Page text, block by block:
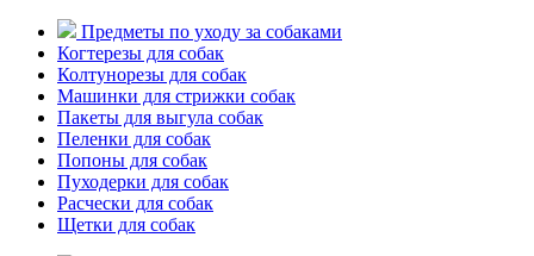
Предметы по уходу за собаками
Когтерезы для собак
Колтунорезы для собак
Машинки для стрижки собак
Пакеты для выгула собак
Пеленки для собак
Попоны для собак
Пуходерки для собак
Расчески для собак
Щетки для собак